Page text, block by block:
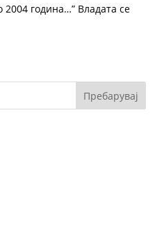
2004 година…” Владата се